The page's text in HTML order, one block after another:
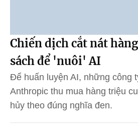
Chiến dịch cắt nát
sách để 'nuôi' AI
Để huấn luyện AI, những công
Anthropic thu mua hàng triệu
hủy theo đúng nghĩa đen.